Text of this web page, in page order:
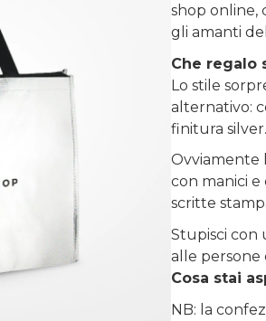
shop online,
gli amanti
Che regalo
Lo stile
alternativo:
finitura silver.
Ovviamente
con manici
scritte
Stupisci con
alle persone
Cosa stai
NB: la